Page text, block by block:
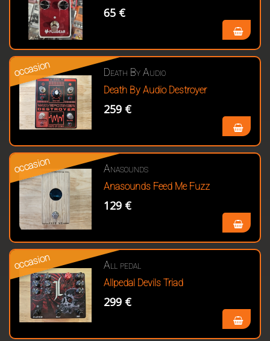
65 €
occasion Death By Audio
Death By Audio Destroyer
259 €
occasion Anasounds
Anasounds Feed Me Fuzz
129 €
occasion All pedal
Allpedal Devils Triad
299 €